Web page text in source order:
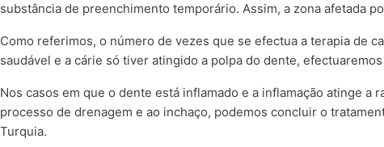
substância de preenchimento temporário. Assim, a zona afetada
Como referimos, o número de vezes que se efectua a terapia de
saudável e a cárie só tiver atingido a polpa do dente,
Nos casos em que o dente está inflamado e a inflamação atinge
processo de drenagem e ao inchaço, podemos concluir o
Turquia.